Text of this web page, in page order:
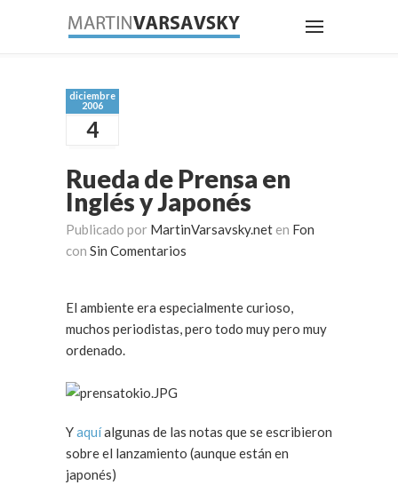
diciembre
2006
4
Rueda de Prensa en
Inglés y Japonés
Publicado por MartinVarsavsky.net en Fon
con Sin Comentarios
El ambiente era especialmente curioso,
muchos periodistas, pero todo muy pero muy
ordenado.
Yaquíalgunas de las notas que se escribieron
sobre el lanzamiento (aunque están en
japonés)